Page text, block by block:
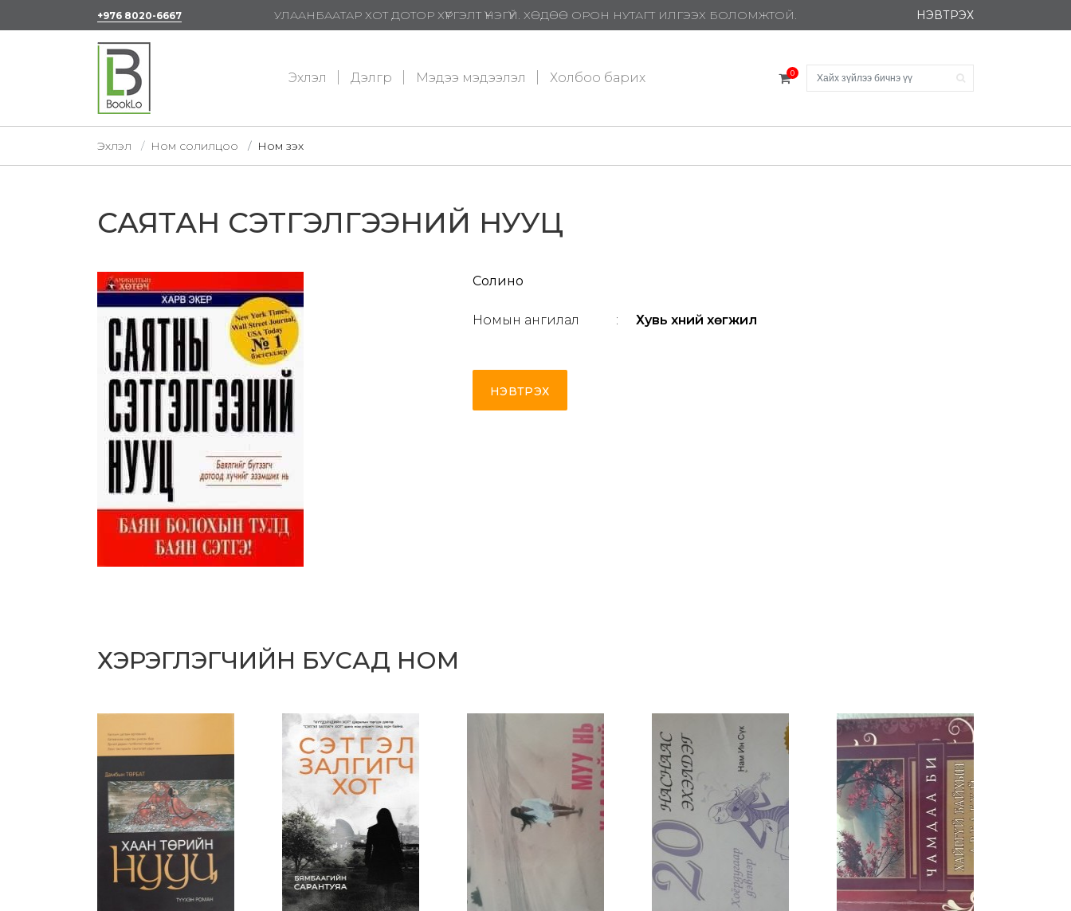
+976 8020-6667 УЛААНБААТАР ХОТ ДОТОР ХҮРГЭЛТ ҮНЭГҮЙ. ХӨДӨӨ ОРОН НУТАГТ ИЛГЭЭХ БОЛОМЖТОЙ. НЭВТРЭХ
Эхлэл Дэлгүүр Мэдээ мэдээлэл Холбоо барих 0
Эхлэл Ном солилцоо Ном үзэх
САЯТАН СЭТГЭЛГЭЭНИЙ НУУЦ
Солино
Номын ангилал : Хувь хүний хөгжил
НЭВТРЭХ
ХЭРЭГЛЭГЧИЙН БУСАД НОМ